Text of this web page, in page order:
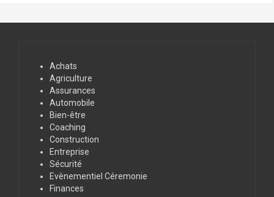
Achats
Agriculture
Assurances
Automobile
Bien-être
Coaching
Construction
Entreprise
Sécurité
Evènementiel Céremonie
Finances